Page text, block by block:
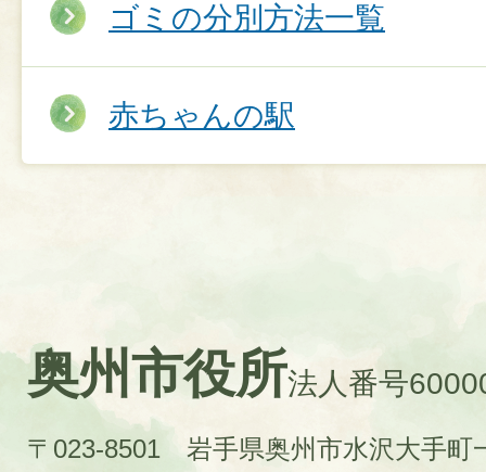
ゴミの分別方法一覧
赤ちゃんの駅
奥州市役所法人番号
〒023-8501 岩手県奥州市水沢大手町